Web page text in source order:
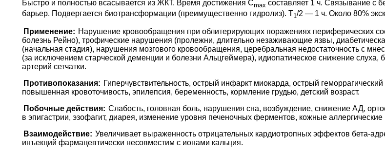
Быстро и полностью всасывается из ЖКТ. Время достижения Cmax составляет 1 ч. Связывание с
барьер. Подвергается биотрансформации (преимущественно гидролиз). T1 /2 — 1 ч. Около 80%
Применение: Нарушение кровообращения при облитерирующих поражениях периферических
болезнь Рейно), трофические нарушения (пролежни, длительно незаживающие язвы,
(начальная стадия), нарушения мозгового кровообращения, церебральная недостаточность с
(за исключением старческой деменции и болезни Альцгеймера), идиопатическое снижение
артерий сетчатки.
Противопоказания: Гиперчувствительность, острый инфаркт миокарда, острый
повышенная кровоточивость, эпилепсия, беременность, кормление грудью, детский возраст.
Побочные действия: Слабость, головная боль, нарушения сна, возбуждение, снижение АД,
в эпигастрии, эзофагит, диарея, изменение уровня печеночных ферментов, кожные аллергические
Взаимодействие: Увеличивает выраженность отрицательных кардиотропных эффектов бета-
инъекций фармацевтически несовместим с ионами кальция.